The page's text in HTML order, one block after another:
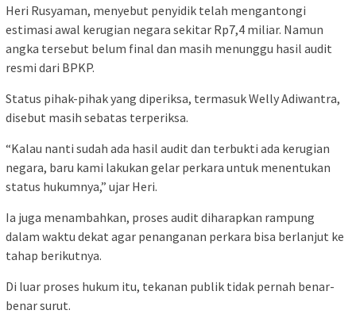
Heri Rusyaman, menyebut penyidik telah mengantongi
estimasi awal kerugian negara sekitar Rp7,4 miliar. Namun
angka tersebut belum final dan masih menunggu hasil audit
resmi dari BPKP.
Status pihak-pihak yang diperiksa, termasuk Welly Adiwantra,
disebut masih sebatas terperiksa.
“Kalau nanti sudah ada hasil audit dan terbukti ada kerugian
negara, baru kami lakukan gelar perkara untuk menentukan
status hukumnya,” ujar Heri.
Ia juga menambahkan, proses audit diharapkan rampung
dalam waktu dekat agar penanganan perkara bisa berlanjut ke
tahap berikutnya.
Di luar proses hukum itu, tekanan publik tidak pernah benar-
benar surut.